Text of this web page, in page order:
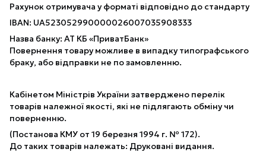
Рахунок отримувача у форматі відповідно до стандарту
IBAN: UA523052990000026007035908333
Назва банку: АТ КБ «ПриватБанк»
Повернення товару можливе в випадку типографського
браку, або відправки не по замовленню.
Кабінетом Міністрів України затверджено перелік
товарів належної якості, які не підлягають обміну чи
поверненню.
(Постанова КМУ от 19 березня 1994 г. № 172).
До таких товарів належать: Друковані видання.